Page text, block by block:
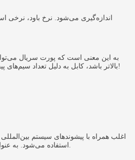
دهد. در نرخ‌های باود بالاتر از 76800، طول کابل کوتاه‌تر مورد نیاز است. هرچه نرخ انتقال داده (باود ریت Baud Rate) بالاتر باشد، کابل به دلیل تعداد سیم‌های پیچیده شده در اطراف هر دستگاه، نسبت به کیفیت نصب حساس‌تر است!